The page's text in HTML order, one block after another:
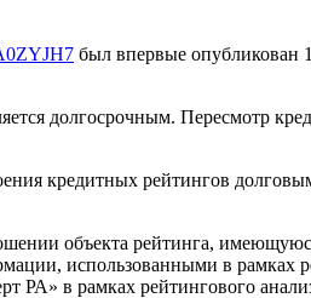
был впервые опубликован
долгосрочным. Пересмотр
кредитных рейтингов
объекта рейтинга,
использованными в рамках
в рамках рейтингового